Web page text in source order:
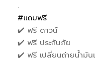
.
#แถมฟรี
✔️ ฟรี ดาวน์
✔️ ฟรี ประกันภัย
✔️ ฟรี เปลี่ยนถ่ายน้ำมัน